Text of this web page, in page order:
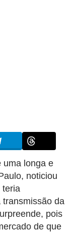
uma longa e
noticiou
teria
da
pois
de que